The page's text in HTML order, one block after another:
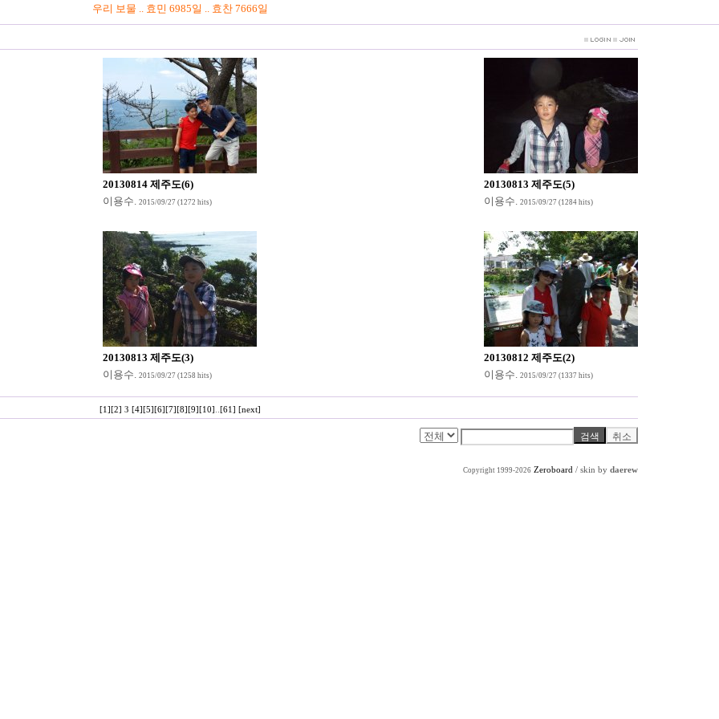
우리 보물 .. 효민 6985일 .. 효찬 7666일
20130814 제주도(6)
이용수. 2015/09/27 (1272 hits)
20130813 제주도(5)
이용수. 2015/09/27 (1284 hits)
20130813 제주도(3)
이용수. 2015/09/27 (1258 hits)
20130812 제주도(2)
이용수. 2015/09/27 (1337 hits)
[1] [2] 3 [4] [5] [6] [7] [8] [9] [10] ..[61] [next]
Copyright 1999-2026 Zeroboard / skin by daerew